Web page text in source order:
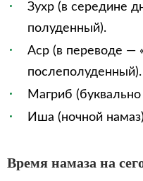
Зухр (в середине
полуденный).
Аср (в переводе —
послеполуденный).
Магриб (буквально
Иша (ночной
Время намаза на